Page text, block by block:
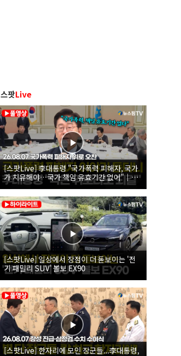
스팟Live
[스팟Live] 李대통령 "국가폭력 피해자, 국가
가 치유해야…국가 책임 유효기간 없어"｜
26.08.07 국가폭력 피해자 위로 오찬
[스팟Live] 일상에서 장점이 더 돋보이는 '전
기 패밀리 SUV' 볼보 EX90
[스팟Live] 한자리에 모인 장군들...李대통령,